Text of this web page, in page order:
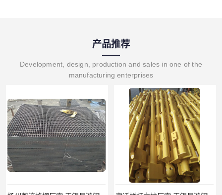
产品推荐
Development, design, production and sales in one of the
manufacturing enterprises